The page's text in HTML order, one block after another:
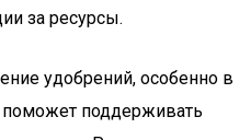
за ресурсы.
удобрений, особенно в
поможет поддерживать